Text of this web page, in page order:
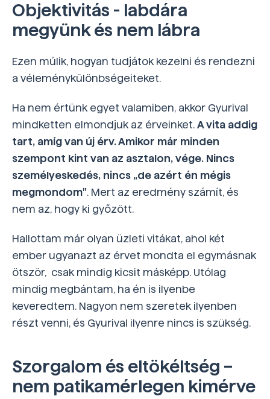
Objektivitás - labdára
megyünk és nem lábra
Ezen múlik, hogyan tudjátok kezelni és rendezni
a véleménykülönbségeiteket.
Ha nem értünk egyet valamiben, akkor Gyurival
mindketten elmondjuk az érveinket. A vita addig
tart, amíg van új érv. Amikor már minden
szempont kint van az asztalon, vége. Nincs
személyeskedés, nincs „de azért én mégis
megmondom". Mert az eredmény számít, és
nem az, hogy ki győzött.
Hallottam már olyan üzleti vitákat, ahol két
ember ugyanazt az érvet mondta el egymásnak
ötször, csak mindig kicsit másképp. Utólag
mindig megbántam, ha én is ilyenbe
keveredtem. Nagyon nem szeretek ilyenben
részt venni, és Gyurival ilyenre nincs is szükség.
Szorgalom és eltökéltség –
nem patikamérlegen kimérve